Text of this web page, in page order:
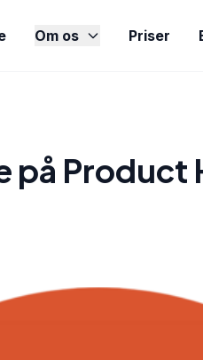
Om os Priser
på Product